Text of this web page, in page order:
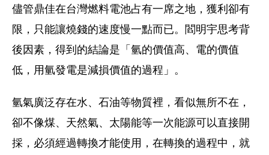
儘管鼎佳在台灣燃料電池占有一席之地，獲利卻有
限，只能讓燒錢的速度慢一點而已。閻明宇思考背
後因素，得到的結論是「氫的價值高、電的價值
低，用氫發電是減損價值的過程」。
氫氣廣泛存在水、石油等物質裡，看似無所不在，
卻不像煤、天然氣、太陽能等一次能源可以直接開
採，必須經過轉換才能使用，在轉換的過程中，就